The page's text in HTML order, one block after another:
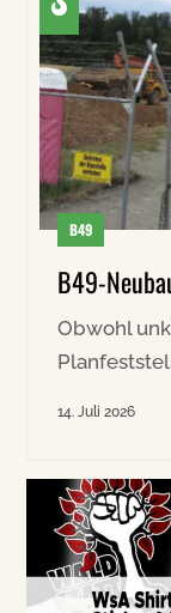
B49
B49-
Obwohl
14. Juli 2026